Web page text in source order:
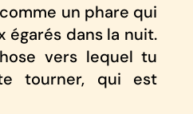
un phare qui
égarés dans la nuit.
vers lequel tu
tourner, qui est